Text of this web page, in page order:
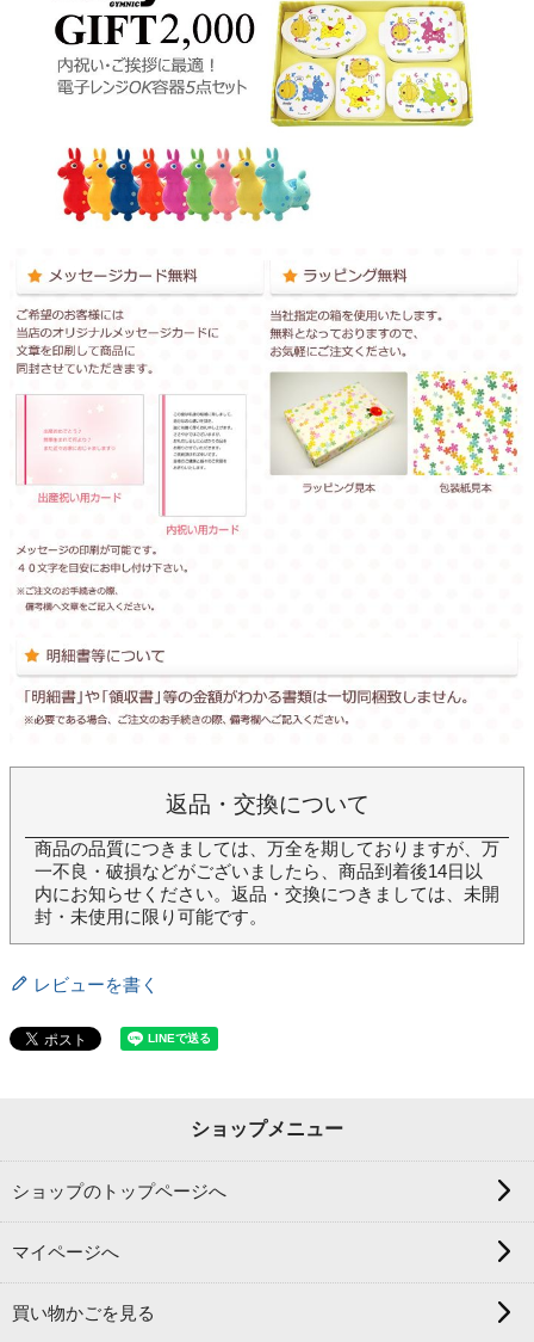
返品・交換について
商品の品質につきましては、万全を期しておりますが、万
一不良・破損などがございましたら、商品到着後14日以
内にお知らせください。返品・交換につきましては、未開
封・未使用に限り可能です。
レビューを書く
ショップメニュー
ショップのトップページへ
マイページへ
買い物かごを見る